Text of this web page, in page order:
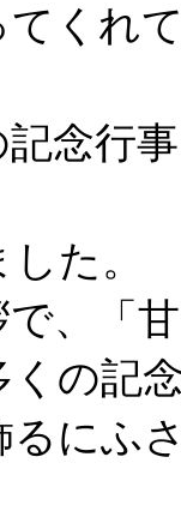
くれ
記念行
た。
、「
くの記
るにふ